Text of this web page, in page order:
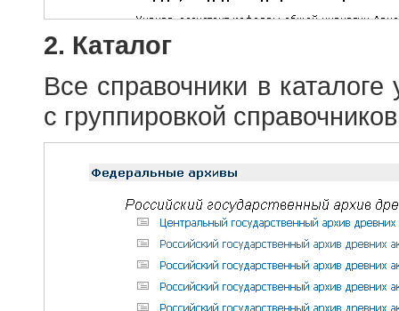
2. Каталог
Все справочники в
с группировкой